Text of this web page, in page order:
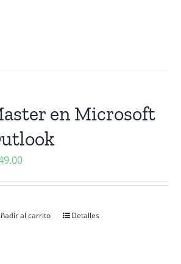
en Microsoft
al carrito Detalles